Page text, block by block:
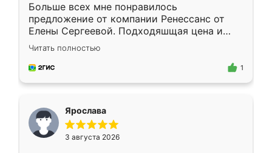
Больше всех мне понравилось
предложение от компании Ренессанс от
Елены Сергеевой. Подходяшщая цена и
короткие сроки изготовления. Приехавший
для замера сотрудник Владислав
предложил по моему эскизу самый
Читать полностью
1
Ярослава
3 августа 2026